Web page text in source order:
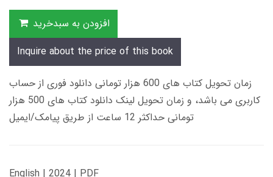
افزودن به سبدخرید
Inquire about the price of this book
زمان تحویل کتاب های 600 هزار تومانی دانلود فوری از حساب
کاربری می باشد، و زمان تحویل لینک دانلود کتاب های 500 هزار
تومانی حداکثر 12 ساعت از طریق پیامک/ایمیل
English | 2024 | PDF